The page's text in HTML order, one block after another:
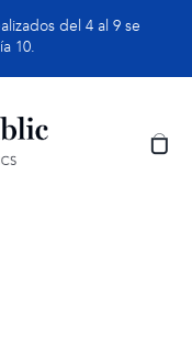
del 4 al 9 se
10.